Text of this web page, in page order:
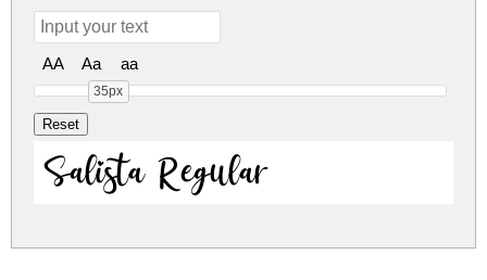
AA Aa aa
35px
Salista Regular